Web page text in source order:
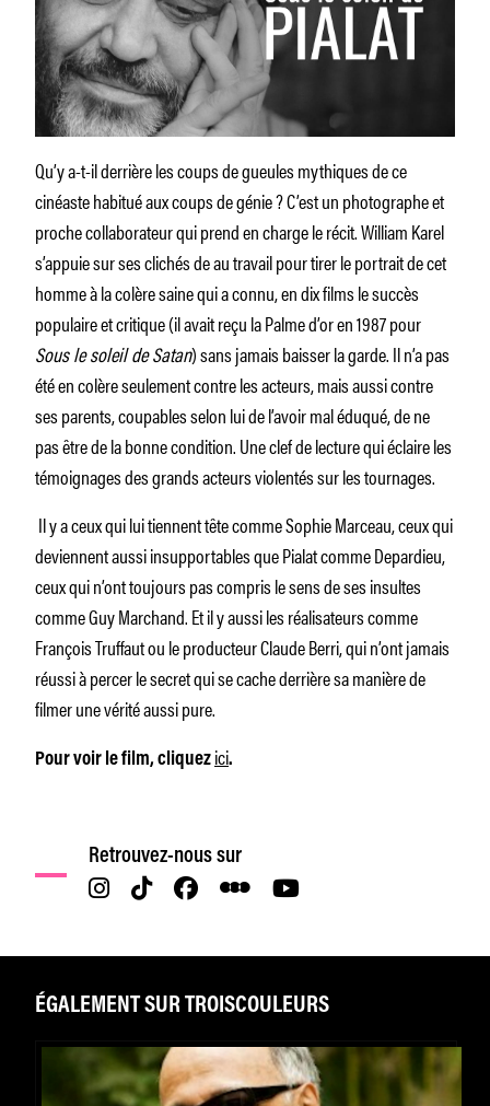
Qu’y a-t-il derrière les coups de gueules mythiques de ce
cinéaste habitué aux coups de génie ? C’est un photographe et
proche collaborateur qui prend en charge le récit. William Karel
s’appuie sur ses clichés de au travail pour tirer le portrait de cet
homme à la colère saine qui a connu, en dix films le succès
populaire et critique (il avait reçu la Palme d’or en 1987 pour
Sous le soleil de Satan) sans jamais baisser la garde. Il n’a pas
été en colère seulement contre les acteurs, mais aussi contre
ses parents, coupables selon lui de l’avoir mal éduqué, de ne
pas être de la bonne condition. Une clef de lecture qui éclaire les
témoignages des grands acteurs violentés sur les tournages.
Il y a ceux qui lui tiennent tête comme Sophie Marceau, ceux qui
deviennent aussi insupportables que Pialat comme Depardieu,
ceux qui n’ont toujours pas compris le sens de ses insultes
comme Guy Marchand. Et il y aussi les réalisateurs comme
François Truffaut ou le producteur Claude Berri, qui n’ont jamais
réussi à percer le secret qui se cache derrière sa manière de
filmer une vérité aussi pure.
Pour voir le film, cliquez ici.
Retrouvez-nous sur
ÉGALEMENT SUR TROISCOULEURS